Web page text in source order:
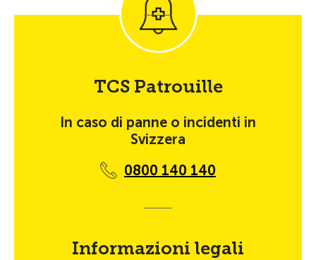
TCS Patrouille
In caso di panne o incidenti in
Svizzera
0800 140 140
Informazioni legali